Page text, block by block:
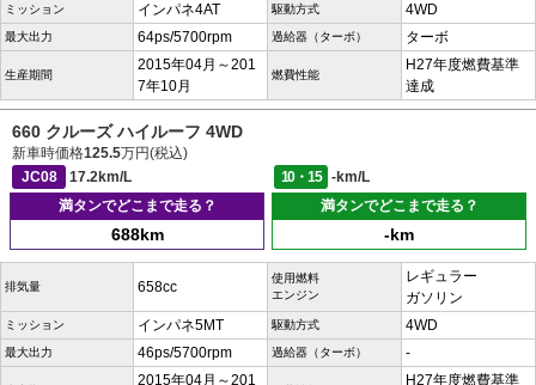
ミッション インパネ4AT 駆動方式 4WD
最大出力 64ps/5700rpm 過給器（ターボ） ターボ
生産期間
2015年04月～201
7年10月
燃費性能
H27年度燃費基準
達成
660 クルーズ ハイルーフ 4WD
新車時価格125.5万円(税込)
JC08
17.2km/L 10・15
-km/L
満タンでどこまで走る？
688km
満タンでどこまで走る？
-km
排気量 658cc
使用燃料
エンジン
レギュラー
ガソリン
ミッション インパネ5MT 駆動方式 4WD
最大出力 46ps/5700rpm 過給器（ターボ） -
2015年04月～201 H27年度燃費基準